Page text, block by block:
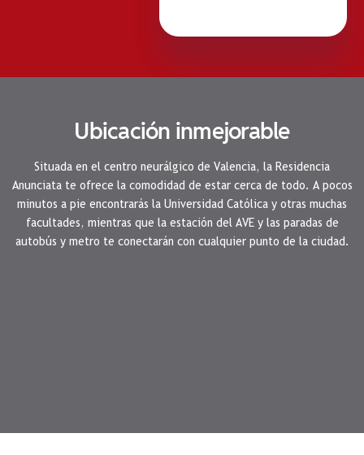
Ubicación inmejorable
Situada en el centro neurálgico de Valencia, la Residencia
Anunciata te ofrece la comodidad de estar cerca de todo. A pocos
minutos a pie encontrarás la Universidad Católica y otras muchas
facultades, mientras que la estación del AVE y las paradas de
autobús y metro te conectarán con cualquier punto de la ciudad.